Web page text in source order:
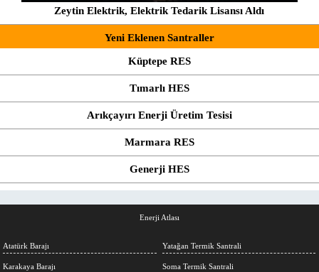
Zeytin Elektrik, Elektrik Tedarik Lisansı Aldı
Yeni Eklenen Santraller
Küptepe RES
Tımarlı HES
Arıkçayırı Enerji Üretim Tesisi
Marmara RES
Generji HES
Enerji Atlası
Atatürk Barajı
Karakaya Barajı
Yatağan Termik Santrali
Soma Termik Santrali